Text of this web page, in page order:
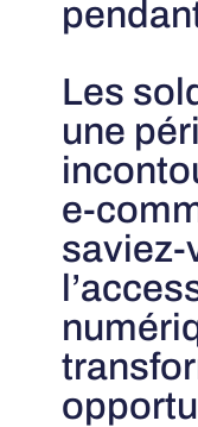
Les
une
e-
saviez-